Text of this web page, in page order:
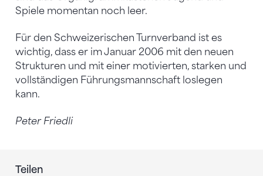
Spiele momentan noch leer.
Für den Schweizerischen Turnverband ist es
wichtig, dass er im Januar 2006 mit den neuen
Strukturen und mit einer motivierten, starken und
vollständigen Führungsmannschaft loslegen
kann.
Peter Friedli
Teilen